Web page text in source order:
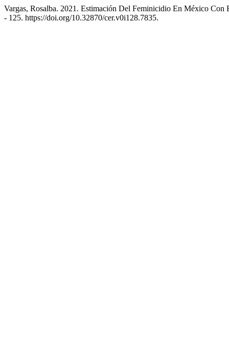
Vargas, Rosalba. 2021. Estimación Del Feminicidio En México
- 125. https://doi.org/10.32870/cer.v0i128.7835.